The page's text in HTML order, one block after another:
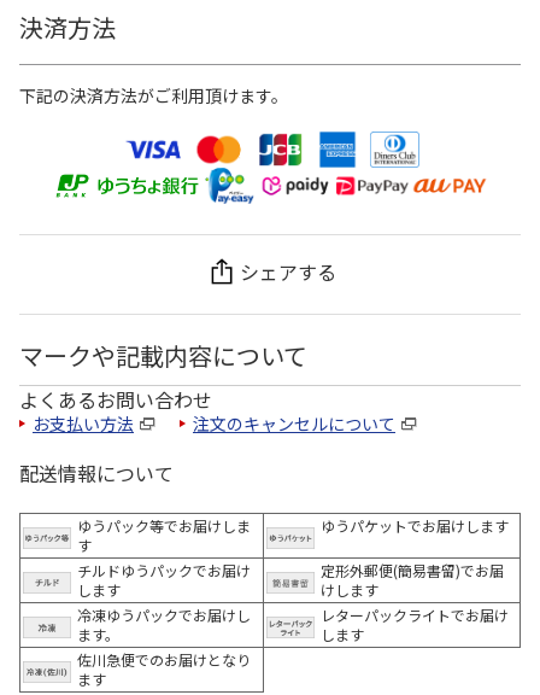
決済方法
下記の決済方法がご利用頂けます。
シェアする
マークや記載内容について
よくあるお問い合わせ
お支払い方法 注文のキャンセルについて
配送情報について
ゆうパック等でお届けしま
す
ゆうパケットでお届けします
チルドゆうパックでお届け
します
定形外郵便(簡易書留)でお届
けします
冷凍ゆうパックでお届けし
ます。
レターパックライトでお届け
します
佐川急便でのお届けとなり
ます